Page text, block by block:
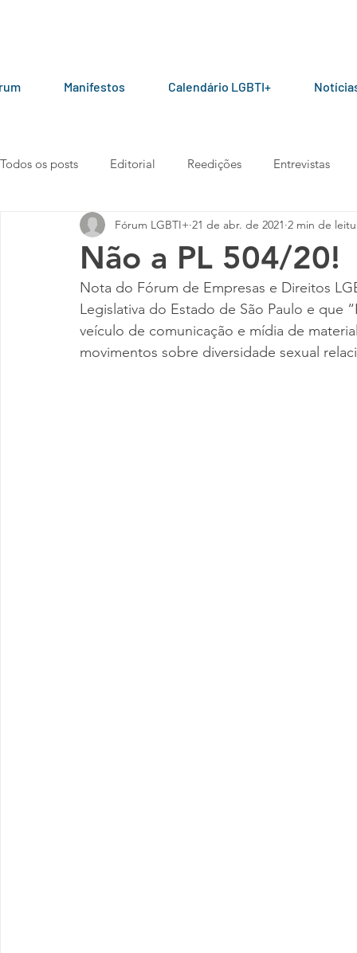
Manifestos Calendário LGBTI+
Todos os posts Editorial Reedições Entrevistas
LGBT+ pelo mundo Por parceiros do Fórum
101010 Carta aberta Manifesto
Não a PL 504/20!
Fórum LGBTI+ 21 de abr. de 2021 2 min de
Nota do Fórum de Empresas e Direitos
Legislativa do Estado de São Paulo e que
veículo de comunicação e mídia de
movimentos sobre diversidade sexual